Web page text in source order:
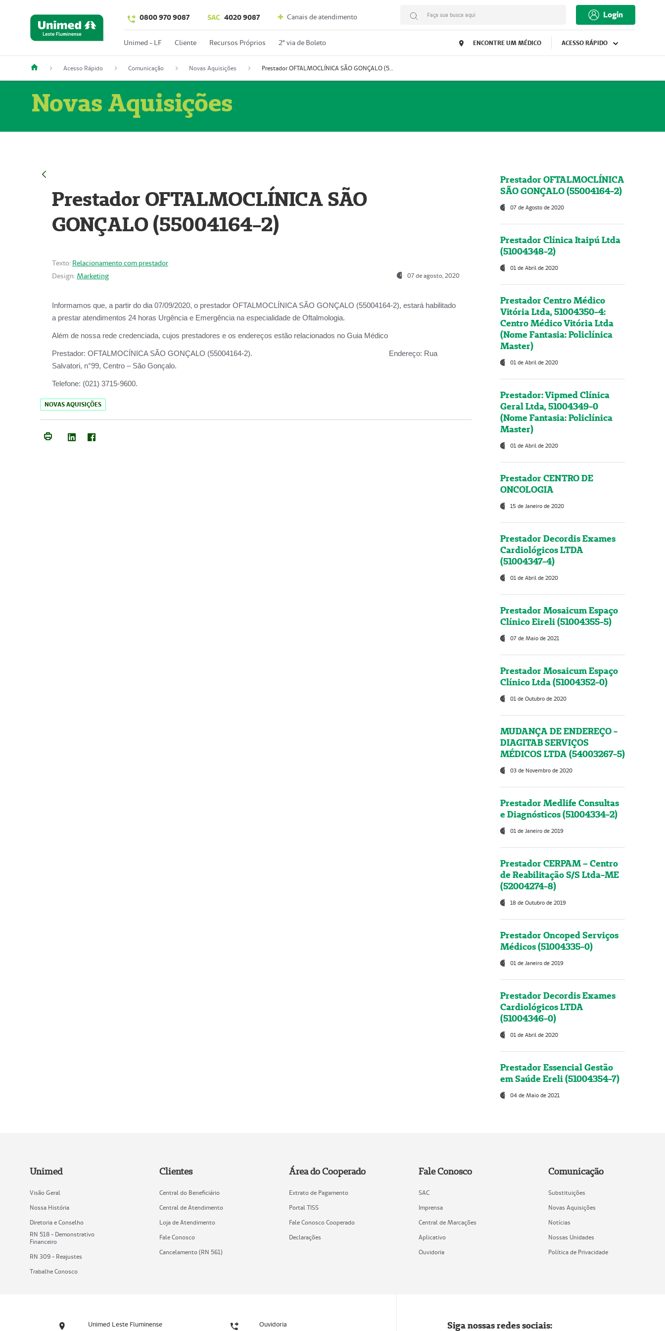
0800 970 9087 SAC 4020 9087 Canais de atendimento Faça sua busca aqui Login
Unimed - LF Cliente Recursos Próprios 2º via de Boleto ENCONTRE UM MÉDICO ACESSO RÁPIDO
Acesso Rápido Comunicação Novas Aquisições Prestador OFTALMOCLÍNICA SÃO GONÇALO (55004164-2)
Novas Aquisições
Prestador OFTALMOCLÍNICA SÃO
GONÇALO (55004164-2)
Texto: Relacionamento com prestador
Design: Marketing 07 de agosto, 2020
Informamos que, a partir do dia 07/09/2020, o prestador OFTALMOCLÍNICA SÃO GONÇALO (55004164-2), estará habilitado
a prestar atendimentos 24 horas Urgência e Emergência na especialidade de Oftalmologia.
Além de nossa rede credenciada, cujos prestadores e os endereços estão relacionados no Guia Médico
Prestador: OFTALMOCÍNICA SÃO GONÇALO (55004164-2). Endereço: Rua
Salvatori, n°99, Centro – São Gonçalo.
Telefone: (021) 3715-9600.
NOVAS AQUISIÇÕES
Prestador OFTALMOCLÍNICA
SÃO GONÇALO (55004164-2)
07 de Agosto de 2020
Prestador Clínica Itaipú Ltda
(51004348-2)
01 de Abril de 2020
Prestador Centro Médico
Vitória Ltda, 51004350-4:
Centro Médico Vitória Ltda
(Nome Fantasia: Policlínica
Master)
01 de Abril de 2020
Prestador: Vipmed Clínica
Geral Ltda, 51004349-0
(Nome Fantasia: Policlínica
Master)
01 de Abril de 2020
Prestador CENTRO DE
ONCOLOGIA
15 de Janeiro de 2020
Prestador Decordis Exames
Cardiológicos LTDA
(51004347-4)
01 de Abril de 2020
Prestador Mosaicum Espaço
Clínico Eireli (51004355-5)
07 de Maio de 2021
Prestador Mosaicum Espaço
Clínico Ltda (51004352-0)
01 de Outubro de 2020
MUDANÇA DE ENDEREÇO -
DIAGITAB SERVIÇOS
MÉDICOS LTDA (54003267-5)
03 de Novembro de 2020
Prestador Medlife Consultas
e Diagnósticos (51004334-2)
01 de Janeiro de 2019
Prestador CERPAM – Centro
de Reabilitação S/S Ltda-ME
(52004274-8)
18 de Outubro de 2019
Prestador Oncoped Serviços
Médicos (51004335-0)
01 de Janeiro de 2019
Prestador Decordis Exames
Cardiológicos LTDA
(51004346-0)
01 de Abril de 2020
Prestador Essencial Gestão
em Saúde Ereli (51004354-7)
04 de Maio de 2021
Unimed
Visão Geral
Nossa História
Diretoria e Conselho
RN 518 - Demonstrativo
Financeiro
RN 309 - Reajustes
Trabalhe Conosco
Clientes
Central do Beneficiário
Central de Atendimento
Loja de Atendimento
Fale Conosco
Cancelamento (RN 561)
Área do Cooperado
Extrato de Pagamento
Portal TISS
Fale Conosco Cooperado
Declarações
Fale Conosco
SAC
Imprensa
Central de Marcações
Aplicativo
Ouvidoria
Comunicação
Substituições
Novas Aquisições
Notícias
Nossas Unidades
Política de Privacidade
Unimed Leste Fluminense Ouvidoria Siga nossas redes sociais: